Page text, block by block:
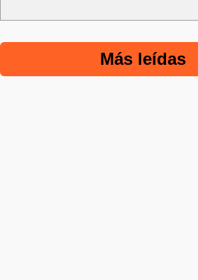
Más leídas